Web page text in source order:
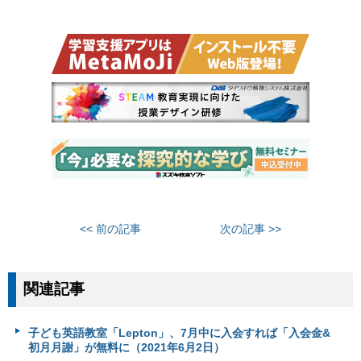
<< 前の記事 次の記事 >>
関連記事
子ども英語教室「Lepton」、7月中に入会すれば「入会金&
初月月謝」が無料に（2021年6月2日）